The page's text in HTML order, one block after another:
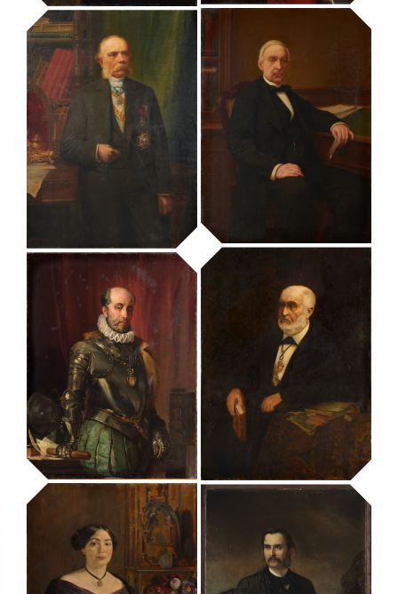
retrat de Josep
Anselm Clavé
retrat de Joan
Prim i Prats
retrat de Josep
Ferrer i Vidal
retrat de Juan
Güell y Ferrer
MUHBA - Museu d'Història de Barcelona